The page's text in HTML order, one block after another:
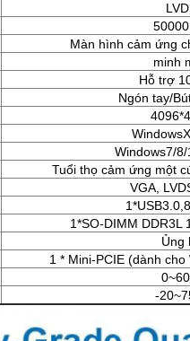
Màn hình cảm ứng
minh
Hỗ trợ
Ngón tay/
Windows7/
Tuổi thọ cảm ứng một
VGA,
1*SO-DIMM DDR3L
Ủng
1 * Mini-PCIE (dành
-